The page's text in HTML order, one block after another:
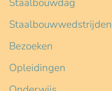
Staalbouwwedstrijden
Bezoeken
Opleidingen